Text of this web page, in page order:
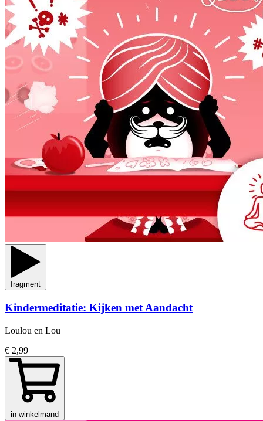
fragment
Kindermeditatie: Kijken met Aandacht
Loulou en Lou
€ 2,99
in winkelmand